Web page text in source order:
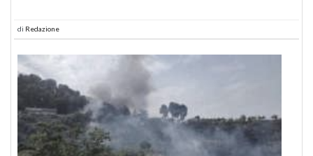
di Redazione